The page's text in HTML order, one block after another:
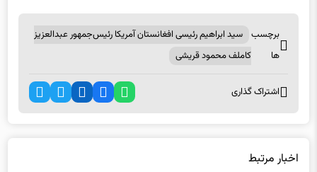
برچسب
ها
سید ابراهیم رئیسی افغانستان آمریکا رئیس‌جمهور عبدالعزیز
کاملف محمود قریشی
اشتراک گذاری
اخبار مرتبط